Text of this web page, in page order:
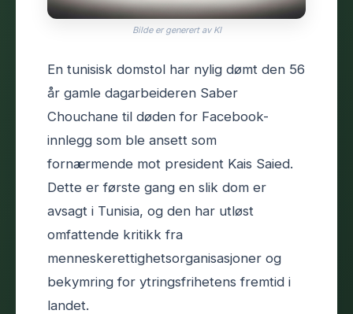
Bilde er generert av KI
En tunisisk domstol har nylig dømt den 56
år gamle dagarbeideren Saber
Chouchane til døden for Facebook-
innlegg som ble ansett som
fornærmende mot president Kais Saied.
Dette er første gang en slik dom er
avsagt i Tunisia, og den har utløst
omfattende kritikk fra
menneskerettighetsorganisasjoner og
bekymring for ytringsfrihetens fremtid i
landet.